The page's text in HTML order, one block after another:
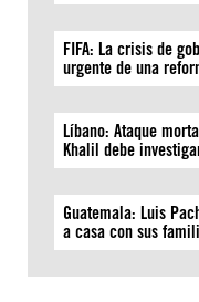
FIFA: La crisis de
urgente de una
Líbano: Ataque
Khalil debe
Guatemala: Luis
a casa con sus